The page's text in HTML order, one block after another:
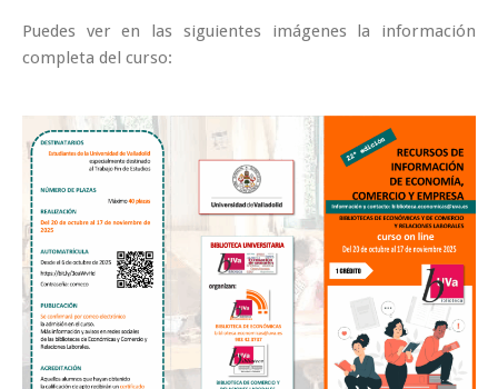
Puedes ver en las siguientes imágenes la información
completa del curso: